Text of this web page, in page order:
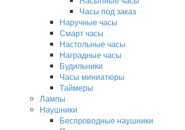
Часы под заказ
Наручные часы
Смарт часы
Настольные часы
Наградные часы
Будильники
Часы миниатюры
Таймеры
Лампы
Наушники
Беспроводные наушники